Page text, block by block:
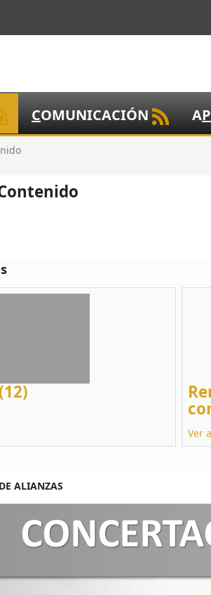
COMUNICACIÓN AP
Ver
ALIANZAS